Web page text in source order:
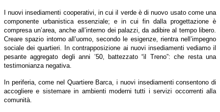
I nuovi insediamenti cooperativi, in cui il verde è di nuovo usato come una
componente urbanistica essenziale; e in cui fin dalla progettazione è
compresa un’area, anche all’interno dei palazzi, da adibire al tempo libero.
Creare spazio intorno all’uomo, secondo le esigenze, rientra nell’impegno
sociale dei quartieri. In contrapposizione ai nuovi insediamenti vediamo il
pesante aggregato degli anni ’50, battezzato “il Treno”: che resta una
testimonianza negativa.
In periferia, come nel Quartiere Barca, i nuovi insediamenti consentono di
accogliere e sistemare in ambienti moderni tutti i servizi occorrenti alla
comunità.